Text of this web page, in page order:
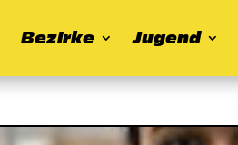
Bezirke Jugend